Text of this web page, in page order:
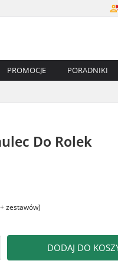
PROMOCJE PORADNIKI
Do Rolek
zestawów)
DODAJ DO